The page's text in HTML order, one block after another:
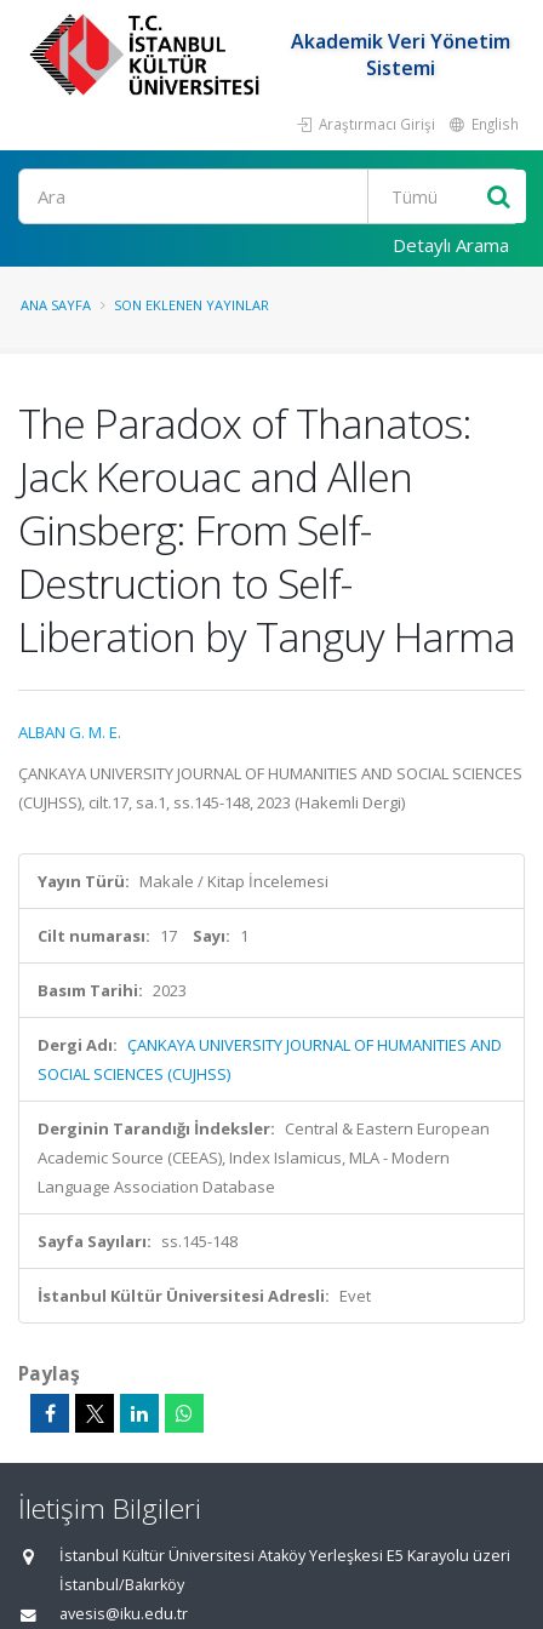
Akademik Veri Yönetim
Sistemi
Araştırmacı Girişi English
Ara
Detaylı Arama
ANA SAYFA SON EKLENEN YAYINLAR
The Paradox of Thanatos:
Jack Kerouac and Allen
Ginsberg: From Self-
Destruction to Self-
Liberation by Tanguy Harma
ALBAN G. M. E.
ÇANKAYA UNIVERSITY JOURNAL OF HUMANITIES AND SOCIAL SCIENCES
(CUJHSS), cilt.17, sa.1, ss.145-148, 2023 (Hakemli Dergi)
Yayın Türü: Makale / Kitap İncelemesi
Cilt numarası: 17 Sayı: 1
Basım Tarihi: 2023
Dergi Adı: ÇANKAYA UNIVERSITY JOURNAL OF HUMANITIES AND
SOCIAL SCIENCES (CUJHSS)
Derginin Tarandığı İndeksler: Central & Eastern European
Academic Source (CEEAS), Index Islamicus, MLA - Modern
Language Association Database
Sayfa Sayıları: ss.145-148
İstanbul Kültür Üniversitesi Adresli: Evet
Paylaş
İletişim Bilgileri
İstanbul Kültür Üniversitesi Ataköy Yerleşkesi E5 Karayolu üzeri
İstanbul/Bakırköy
avesis@iku.edu.tr